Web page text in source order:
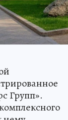
Групп».